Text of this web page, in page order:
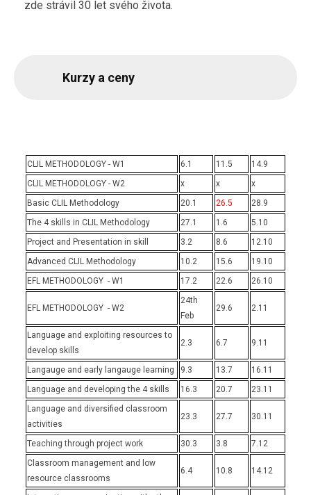
zde strávil 30 let svého života.
Kurzy a ceny
CLIL METHODOLOGY - W1 6.1 11.5
14.9
CLIL METHODOLOGY - W2
x x
x
Basic CLIL Methodology
20.1 26.5
28.9
The 4 skills in CLIL Methodology
27.1 1.6
5.10
Project and Presentation in skill
3.2 8.6
12.10
Advanced CLIL Methodology
10.2 15.6
19.10
EFL METHODOLOGY - W1
17.2 22.6 26.10
EFL METHODOLOGY - W2
24th
Feb
29.6 2.11
Language and exploiting resources to
develop skills
2.3 6.7 9.11
Langauge and early langauge learning 9.3 13.7
16.11
Language and developing the 4 skills
16.3 20.7
23.11
Language and diversified classroom
activities
23.3 27.7 30.11
Teaching through project work 30.3 3.8
7.12
Classroom management and low
resource classrooms
6.4 10.8 14.12